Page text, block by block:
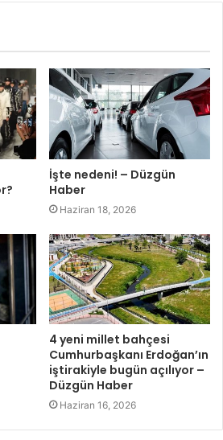
İşte nedeni! – Düzgün
Haber
Haziran 18, 2026
4 yeni millet bahçesi
Cumhurbaşkanı Erdoğan’ın
iştirakiyle bugün açılıyor –
Düzgün Haber
Haziran 16, 2026